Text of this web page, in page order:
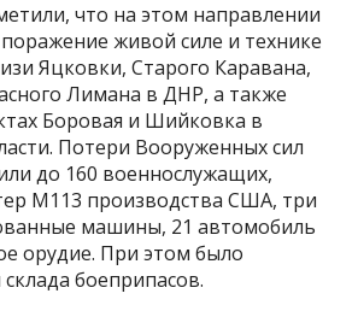
что на этом направлении
живой силе и технике
Яцковки, Старого Каравана,
Лимана в ДНР, а также
Боровая и Шийковка в
Потери Вооруженных сил
до 160 военнослужащих,
М113 производства США, три
машины, 21 автомобиль
орудие. При этом было
боеприпасов.